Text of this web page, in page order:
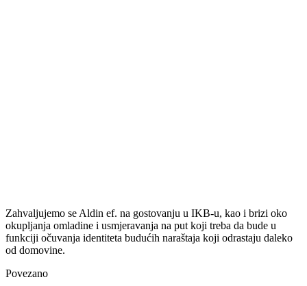
Zahvaljujemo se Aldin ef. na gostovanju u IKB-u, kao i brizi oko
okupljanja omladine i usmjeravanja na put koji treba da bude u
funkciji očuvanja identiteta budućih naraštaja koji odrastaju daleko
od domovine.
Povezano